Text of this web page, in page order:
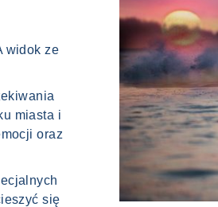
widok ze
miasta i
oraz
się